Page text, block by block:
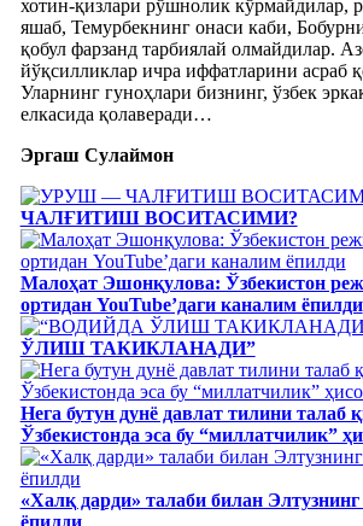
хотин-қизлари рўшнолик кўрмайдилар,
яшаб, Темурбекнинг онаси каби,
қобул фарзанд тарбиялай олмайдилар.
йўқсилликлар ичра иффатларини асраб
Уларнинг гуноҳлари бизнинг, ўзбек
елкасида қолаверади…
Эргаш Сулаймон
ЧАЛҒИТИШ ВОСИТАСИМИ?
Малоҳат Эшонқулова: Ўзбекистон
ортидан YouTube’даги каналим ёпилди
ЎЛИШ ТАКИКЛАНАДИ”
Нега бутун дунё давлат тилини талаб
Ўзбекистонда эса бу “миллатчилик”
«Халқ дарди» талаби билан
ёпилди